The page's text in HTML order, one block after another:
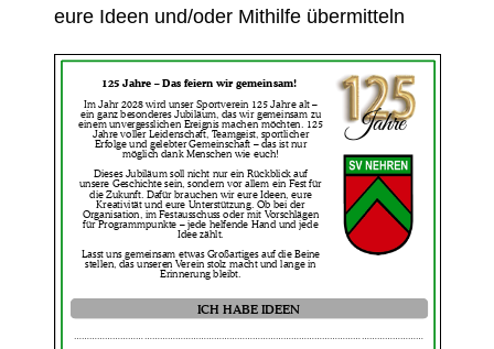
eure Ideen und/oder Mithilfe übermitteln